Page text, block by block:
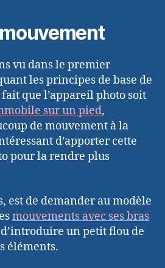
vu dans le premier
les principes de base de
que l’appareil photo soit
sur un pied,
de mouvement à la
d’apporter cette
pour la rendre plus
est de demander au modèle
mouvements avec ses bras
un petit flou de
éléments.